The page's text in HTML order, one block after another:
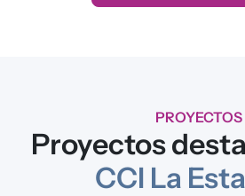
PROYECTOS
Proyectos
CCI La